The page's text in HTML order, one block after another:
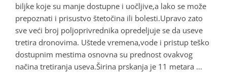
biljke koje su manje dostupne i uočljive,a lako se može
prepoznati i prisustvo štetočina ili bolesti.Upravo zato
sve veći broj poljoprivrednika opredeljuje se da useve
tretira dronovima. Uštede vremena,vode i pristup teško
dostupnim mestima osnovna su prednost ovakvog
načina tretiranja useva.Širina prskanja je 11 metara ...